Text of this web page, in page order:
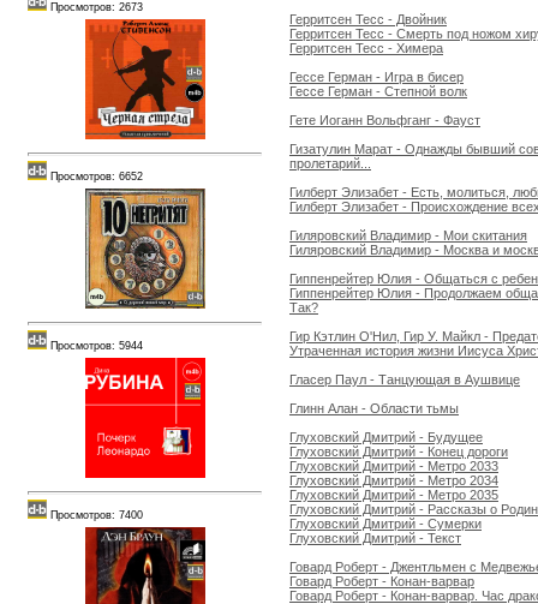
Просмотров: 2673
Просмотров: 6652
Просмотров: 5944
Просмотров: 7400
Герритсен Тесс - Двойник
Герритсен Тесс - Смерть под ножом
Герритсен Тесс - Химера
Гессе Герман - Игра в бисер
Гессе Герман - Степной волк
Гете Иоганн Вольфганг - Фауст
Гизатулин Марат - Однажды бывший
пролетарий...
Гилберт Элизабет - Есть, молиться,
Гилберт Элизабет - Происхождение
Гиляровский Владимир - Мои скитания
Гиляровский Владимир - Москва и
Гиппенрейтер Юлия - Общаться с
Гиппенрейтер Юлия - Продолжаем
Так?
Гир Кэтлин О'Нил, Гир У. Майкл -
Утраченная история жизни Иисуса
Гласер Паул - Танцующая в Аушвице
Глинн Алан - Области тьмы
Глуховский Дмитрий - Будущее
Глуховский Дмитрий - Конец дороги
Глуховский Дмитрий - Метро 2033
Глуховский Дмитрий - Метро 2034
Глуховский Дмитрий - Метро 2035
Глуховский Дмитрий - Рассказы о
Глуховский Дмитрий - Сумерки
Глуховский Дмитрий - Текст
Говард Роберт - Джентльмен с
Говард Роберт - Конан-варвар
Говард Роберт - Конан-варвар. Час